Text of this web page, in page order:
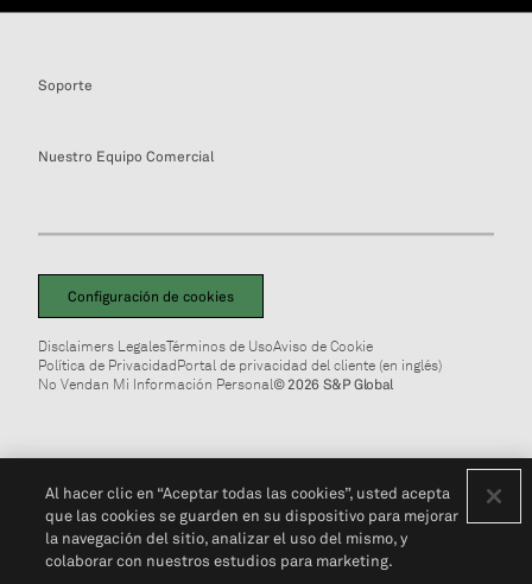
Soporte
Nuestro Equipo Comercial
Configuración de cookies
Disclaimers LegalesTérminos de UsoAviso de Cookie
Política de PrivacidadPortal de privacidad del cliente (en inglés)
No Vendan Mi Información Personal© 2026 S&P Global
Al hacer clic en “Aceptar todas las cookies”, usted acepta
que las cookies se guarden en su dispositivo para mejorar
la navegación del sitio, analizar el uso del mismo, y
colaborar con nuestros estudios para marketing.